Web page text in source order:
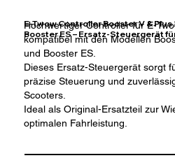
E-Twow Controller Booster V &
Booster ES – Ersatz-Steuergerät
Hochwertiger Controller für E-
kompatibel mit den Modellen
und Booster ES.
Dieses Ersatz-Steuergerät sorgt
präzise Steuerung und
Scooters.
Ideal als Original-Ersatzteil zur
optimalen Fahrleistung.